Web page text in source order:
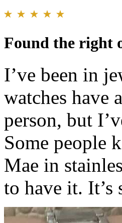
Found the right
I’ve been in
watches have
person, but
Some people
Mae in
to have it. It’s